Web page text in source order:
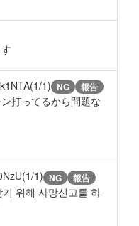
1) NG 報告
打ってるから問題な
1) NG 報告
위해 사망신고를 하